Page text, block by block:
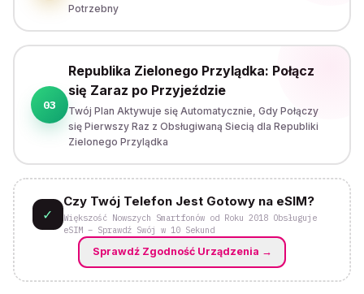
Potrzebny
03
Republika Zielonego Przylądka: Połącz
się Zaraz po Przyjeździe
Twój Plan Aktywuje się Automatycznie, Gdy Połączy
się Pierwszy Raz z Obsługiwaną Siecią dla Republiki
Zielonego Przylądka
✓
Czy Twój Telefon Jest Gotowy na eSIM?
Większość Nowszych Smartfonów od Roku 2018 Obsługuje
eSIM – Sprawdź Swój w 10 Sekund
Sprawdź Zgodność Urządzenia →